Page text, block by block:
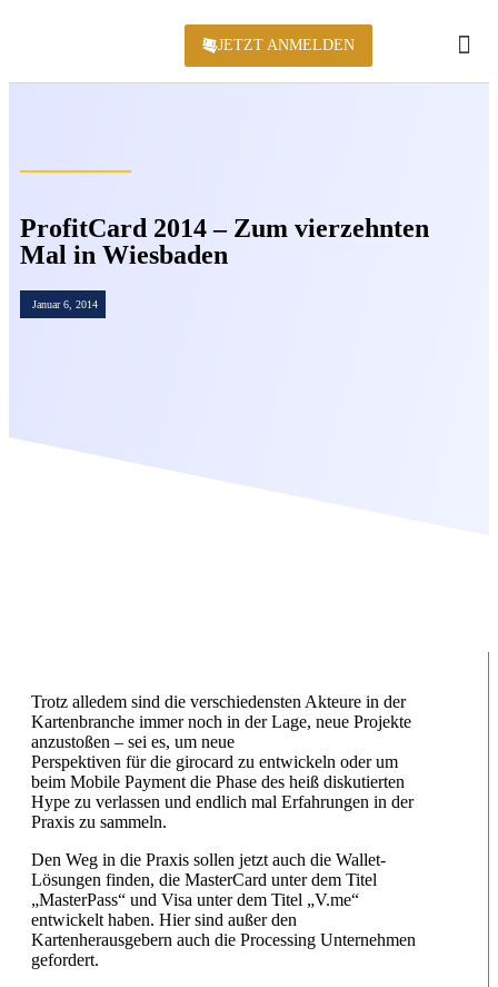
JETZT ANMELDEN
ProfitCard 2014 – Zum vierzehnten
Mal in Wiesbaden
Januar 6, 2014
Trotz alledem sind die verschiedensten Akteure in der
Kartenbranche immer noch in der Lage, neue Projekte
anzustoßen – sei es, um neue
Perspektiven für die girocard zu entwickeln oder um
beim Mobile Payment die Phase des heiß diskutierten
Hype zu verlassen und endlich mal Erfahrungen in der
Praxis zu sammeln.
Den Weg in die Praxis sollen jetzt auch die Wallet-
Lösungen finden, die MasterCard unter dem Titel
„MasterPass“ und Visa unter dem Titel „V.me“
entwickelt haben. Hier sind außer den
Kartenherausgebern auch die Processing Unternehmen
gefordert.